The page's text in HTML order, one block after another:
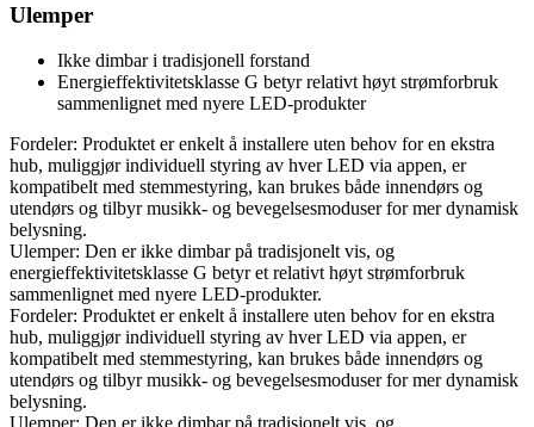
Ulemper
Ikke dimbar i tradisjonell forstand
Energieffektivitetsklasse G betyr relativt høyt strømforbruk
sammenlignet med nyere LED-produkter
Fordeler: Produktet er enkelt å installere uten behov for en ekstra
hub, muliggjør individuell styring av hver LED via appen, er
kompatibelt med stemmestyring, kan brukes både innendørs og
utendørs og tilbyr musikk- og bevegelsesmoduser for mer dynamisk
belysning.
Ulemper: Den er ikke dimbar på tradisjonelt vis, og
energieffektivitetsklasse G betyr et relativt høyt strømforbruk
sammenlignet med nyere LED-produkter.
Fordeler: Produktet er enkelt å installere uten behov for en ekstra
hub, muliggjør individuell styring av hver LED via appen, er
kompatibelt med stemmestyring, kan brukes både innendørs og
utendørs og tilbyr musikk- og bevegelsesmoduser for mer dynamisk
belysning.